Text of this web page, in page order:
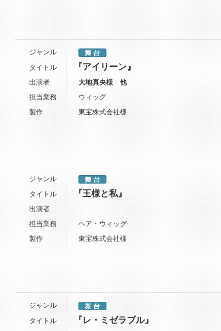
ジャンル
タイトル
『アイリーン』
出演者
大地真央様 他
担当業務
ウィッグ
製作
東宝株式会社様
ジャンル
タイトル
『王様と私』
出演者
担当業務
ヘア・ウィッグ
製作
東宝株式会社様
ジャンル
タイトル
『レ・ミゼラブル』